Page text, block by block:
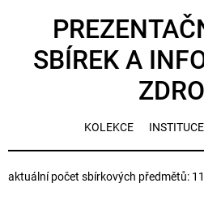
SBÍREK A
KOLEKCE INSTITUCE
aktuální počet sbírkových předmětů: